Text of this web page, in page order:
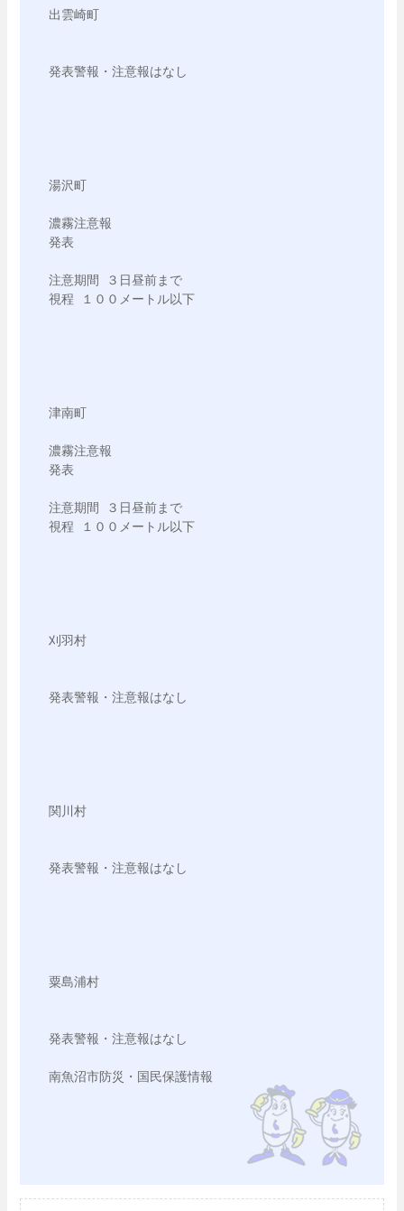
出雲崎町
発表警報・注意報はなし
湯沢町
濃霧注意報
発表
注意期間 ３日昼前まで
視程 １００メートル以下
津南町
濃霧注意報
発表
注意期間 ３日昼前まで
視程 １００メートル以下
刈羽村
発表警報・注意報はなし
関川村
発表警報・注意報はなし
粟島浦村
発表警報・注意報はなし